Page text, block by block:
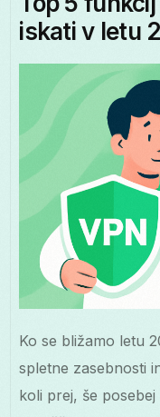
Slovenščina
iskati v letu
Ko se bližamo letu
spletne zasebnosti
koli prej, še